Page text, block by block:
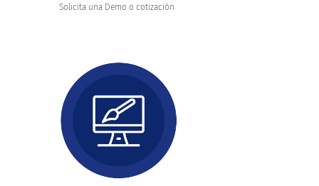
Solicita una Demo o cotización